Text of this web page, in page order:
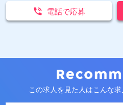
 電話で応募
この求人を見た人はこんな